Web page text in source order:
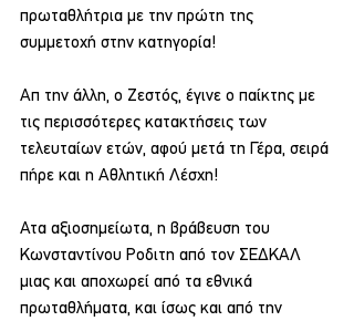
πρωταθλήτρια με την πρώτη της
συμμετοχή στην κατηγορία!
Απ την άλλη, ο Ζεστός, έγινε ο παίκτης με
τις περισσότερες κατακτήσεις των
τελευταίων ετών, αφού μετά τη Γέρα, σειρά
πήρε και η Αθλητική Λέσχη!
Ατα αξιοσημείωτα, η βράβευση του
Κωνσταντίνου Ροδιτη από τον ΣΕΔΚΑΛ
μιας και αποχωρεί από τα εθνικά
πρωταθλήματα, και ίσως και από την